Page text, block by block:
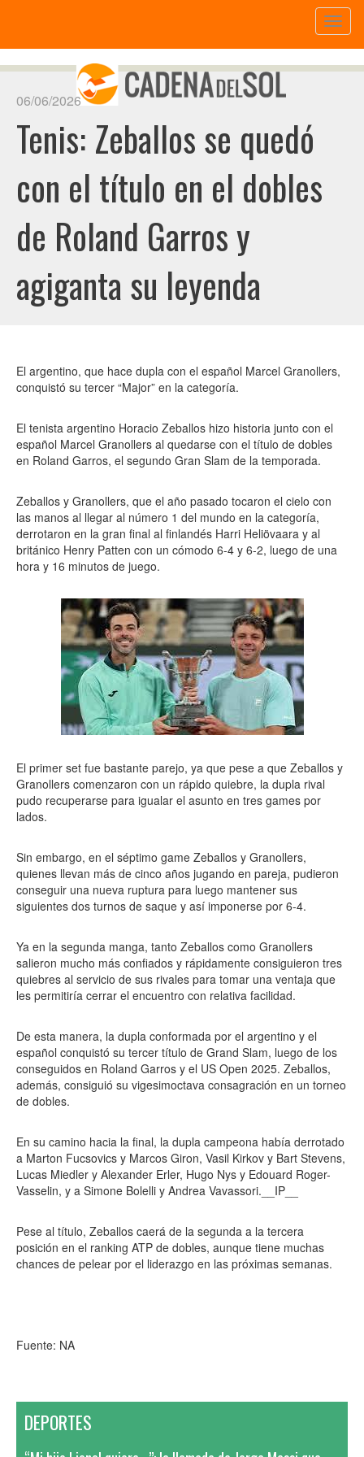
06/06/2026
Tenis: Zeballos se quedó
con el título en el dobles
de Roland Garros y
agiganta su leyenda
El argentino, que hace dupla con el español Marcel Granollers,
conquistó su tercer “Major” en la categoría.
El tenista argentino Horacio Zeballos hizo historia junto con el
español Marcel Granollers al quedarse con el título de dobles
en Roland Garros, el segundo Gran Slam de la temporada.
Zeballos y Granollers, que el año pasado tocaron el cielo con
las manos al llegar al número 1 del mundo en la categoría,
derrotaron en la gran final al finlandés Harri Heliövaara y al
británico Henry Patten con un cómodo 6-4 y 6-2, luego de una
hora y 16 minutos de juego.
El primer set fue bastante parejo, ya que pese a que Zeballos y
Granollers comenzaron con un rápido quiebre, la dupla rival
pudo recuperarse para igualar el asunto en tres games por
lados.
Sin embargo, en el séptimo game Zeballos y Granollers,
quienes llevan más de cinco años jugando en pareja, pudieron
conseguir una nueva ruptura para luego mantener sus
siguientes dos turnos de saque y así imponerse por 6-4.
Ya en la segunda manga, tanto Zeballos como Granollers
salieron mucho más confiados y rápidamente consiguieron tres
quiebres al servicio de sus rivales para tomar una ventaja que
les permitiría cerrar el encuentro con relativa facilidad.
De esta manera, la dupla conformada por el argentino y el
español conquistó su tercer título de Grand Slam, luego de los
conseguidos en Roland Garros y el US Open 2025. Zeballos,
además, consiguió su vigesimoctava consagración en un torneo
de dobles.
En su camino hacia la final, la dupla campeona había derrotado
a Marton Fucsovics y Marcos Giron, Vasil Kirkov y Bart Stevens,
Lucas Miedler y Alexander Erler, Hugo Nys y Edouard Roger-
Vasselin, y a Simone Bolelli y Andrea Vavassori.__IP__
Pese al título, Zeballos caerá de la segunda a la tercera
posición en el ranking ATP de dobles, aunque tiene muchas
chances de pelear por el liderazgo en las próximas semanas.
Fuente: NA
DEPORTES